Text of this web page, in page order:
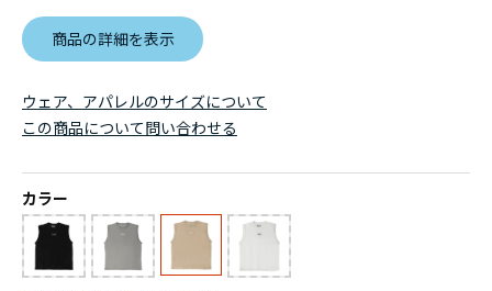
商品の詳細を表示
ウェア、アパレルのサイズについて
カラー
この商品について問い合わせる